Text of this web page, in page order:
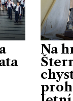
Na